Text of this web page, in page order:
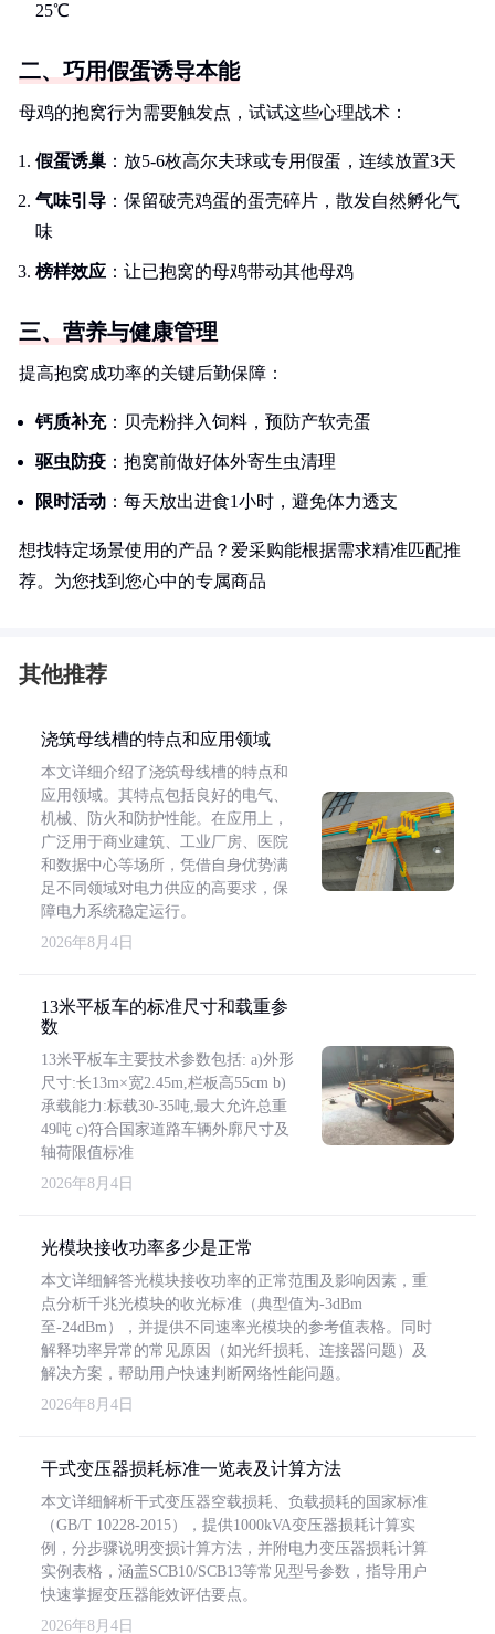
25℃
二、巧用假蛋诱导本能
母鸡的抱窝行为需要触发点，试试这些心理战术：
假蛋诱巢 ：放5-6枚高尔夫球或专用假蛋，连续放置3天
气味引导 ：保留破壳鸡蛋的蛋壳碎片，散发自然孵化气
味
榜样效应 ：让已抱窝的母鸡带动其他母鸡
三、营养与健康管理
提高抱窝成功率的关键后勤保障：
钙质补充：贝壳粉拌入饲料，预防产软壳蛋
驱虫防疫 ：抱窝前做好体外寄生虫清理
限时活动 ：每天放出进食1小时，避免体力透支
想找特定场景使用的产品？爱采购能根据需求精准匹配推
荐。为您找到您心中的专属商品
其他推荐
浇筑母线槽的特点和应用领域
本文详细介绍了浇筑母线槽的特点和
应用领域。其特点包括良好的电气、
机械、防火和防护性能。在应用上，
广泛用于商业建筑、工业厂房、医院
和数据中心等场所，凭借自身优势满
足不同领域对电力供应的高要求，保
障电力系统稳定运行。
2026年8月4日
13米平板车的标准尺寸和载重参
数
13米平板车主要技术参数包括: a)外形
尺寸:长13m×宽2.45m,栏板高55cm b)
承载能力:标载30-35吨,最大允许总重
49吨 c)符合国家道路车辆外廓尺寸及
轴荷限值标准
2026年8月4日
光模块接收功率多少是正常
本文详细解答光模块接收功率的正常范围及影响因素，重
点分析千兆光模块的收光标准（典型值为-3dBm
至-24dBm），并提供不同速率光模块的参考值表格。同时
解释功率异常的常见原因（如光纤损耗、连接器问题）及
解决方案，帮助用户快速判断网络性能问题。
2026年8月4日
干式变压器损耗标准一览表及计算方法
本文详细解析干式变压器空载损耗、负载损耗的国家标准
（GB/T 10228-2015），提供1000kVA变压器损耗计算实
例，分步骤说明变损计算方法，并附电力变压器损耗计算
实例表格，涵盖SCB10/SCB13等常见型号参数，指导用户
快速掌握变压器能效评估要点。
2026年8月4日